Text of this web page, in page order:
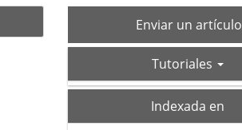
Enviar
un
Enviar un artículo
Tutoriales
Indexada en